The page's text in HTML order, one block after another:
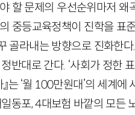
할 문제의 우선순위마저
중등교육정책이 진학을 표
골라내는 방향으로 진화한
반대로 간다. ‘사회가 정한
는 ‘월 100만원대’의 세계
동포, 4대보험 바깥의 모든